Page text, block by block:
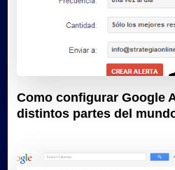
Como configurar Google
distintos partes del